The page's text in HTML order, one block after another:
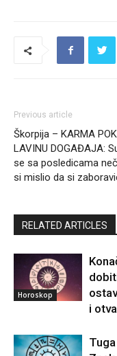
Previous article
Škorpija – KARMA
LAVINU DOGAĐAJA:
se sa posledicama
si mislio da si
RELATED ARTICLES
Horoskop
i